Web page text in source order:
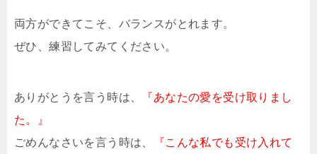
両方ができてこそ、バランスがとれます。
ぜひ、練習してみてください。
ありがとうを言う時は、
『あなたの愛を受け取りまし
た。』
ごめんなさいを言う時は、
『こんな私でも受け入れて